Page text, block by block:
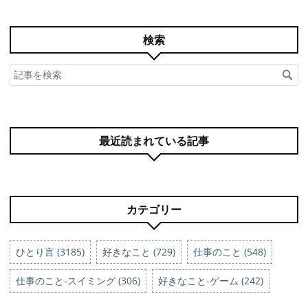
検索
最近読まれている記事
カテゴリー
ひとり言 (3185) 好きなこと (729) 仕事のこと (548)
仕事のこと-スイミング (306) 好きなこと-ゲーム (242)